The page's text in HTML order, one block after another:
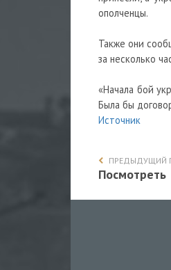
ополченцы.
Также они
за несколько
«Начала бой
Была бы
Источник
ПРЕДЫДУЩИЙ
Посмотреть